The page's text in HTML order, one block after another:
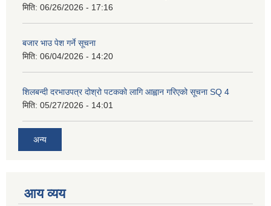
मिति: 06/26/2026 - 17:16
बजार भाउ पेश गर्ने सूचना
मिति: 06/04/2026 - 14:20
शिलबन्दी दरभाउपत्र दोश्रो पटकको लागि आह्वान गरिएको सूचना SQ 4
मिति: 05/27/2026 - 14:01
अन्य
आय व्यय